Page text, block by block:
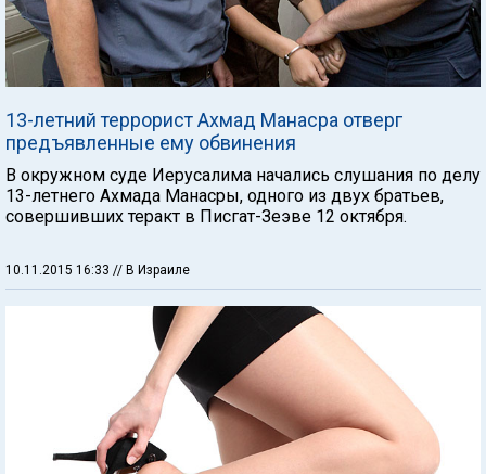
13-летний террорист Ахмад Манасра отверг
предъявленные ему обвинения
В окружном суде Иерусалима начались слушания по делу
13-летнего Ахмада Манасры, одного из двух братьев,
совершивших теракт в Писгат-Зеэве 12 октября.
10.11.2015 16:33 // В Израиле